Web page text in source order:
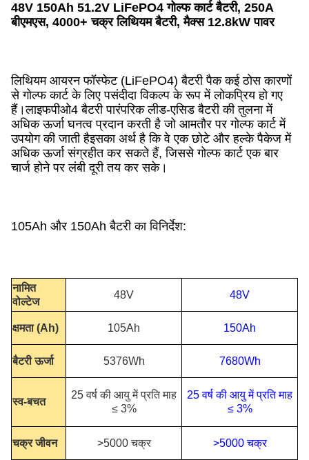
48V 150Ah 51.2V LiFePO4 गोल्फ कार्ट बैटरी, 250A
बीएमएस, 4000+ चक्र लिथियम बैटरी, मैक्स 12.8kW पावर
लिथियम आयरन फॉस्फेट (LiFePO4) बैटरी पैक कई ठोस कारणों
से गोल्फ कार्ट के लिए पसंदीदा विकल्प के रूप में लोकप्रिय हो गए
हैं।लाइफपीओ4 बैटरी पारंपरिक लीड-एसिड बैटरी की तुलना में
अधिक ऊर्जा घनत्व प्रदान करती है जो आमतौर पर गोल्फ कार्ट में
उपयोग की जाती हैइसका अर्थ है कि वे एक छोटे और हल्के पैकेज में
अधिक ऊर्जा संग्रहीत कर सकते हैं, जिससे गोल्फ कार्ट एक बार
चार्ज होने पर लंबी दूरी तय कर सके।
105Ah और 150Ah बैटरी का विनिर्देश:
नामित
वोल्टेज
48V 48V
क्षमता (Ah) 105Ah 150Ah
बैटरी ऊर्जा 5376Wh 7680Wh
स्व-बचत
25 वर्ष की आयु में प्रति माह
≤ 3%
25 वर्ष की आयु में प्रति माह
≤ 3%
चक्र जीवन >5000 चक्र >5000 चक्र